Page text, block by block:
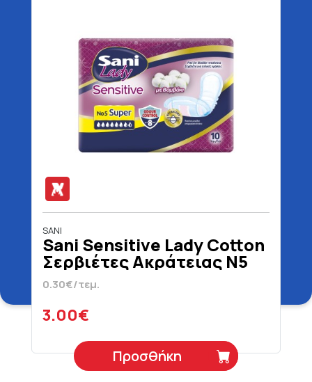
SANI
Sani Sensitive Lady Cotton
Σερβιέτες Ακράτειας N5
Super 10 Τεμάχια
0.30€/τεμ.
3.00€
Προσθήκη